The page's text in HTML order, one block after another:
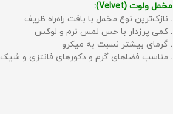
مخمل ولوت (Velvet):
ـ نازک‌ترین نوع مخمل با بافت راه‌راه ظریف
ـ کمی پرزدار با حس لمس نرم و لوکس
ـ گرمای بیشتر نسبت به میکرو
ـ مناسب فضاهای گرم و دکورهای فانتزی و شیک